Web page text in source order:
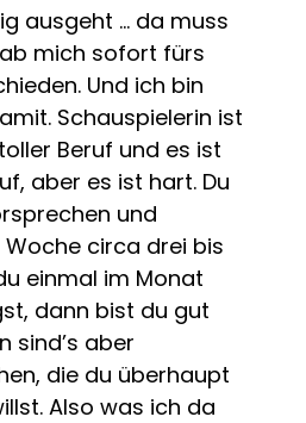
ausgeht … da muss
mich sofort fürs
Und ich bin
Schauspielerin ist
Beruf und es ist
aber es ist hart. Du
und
circa drei bis
einmal im Monat
dann bist du gut
sind’s aber
die du überhaupt
Also was ich da